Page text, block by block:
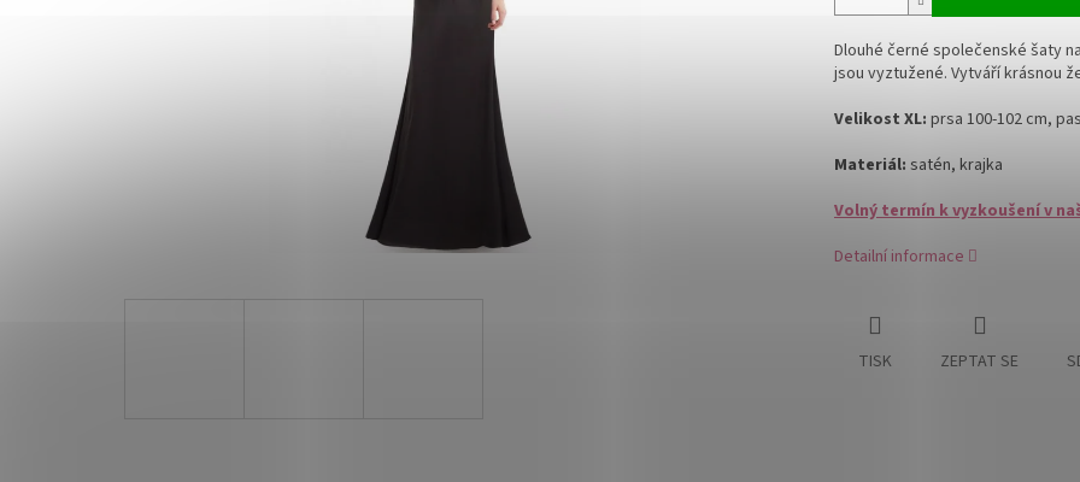
Dlouhé černé společenské šaty
jsou vyztužené. Vytváří krásnou
Velikost XL: prsa 100-102 cm,
Materiál: satén, krajka
Volný termín k vyzkoušení v
Detailní informace
TISK ZEPTAT SE